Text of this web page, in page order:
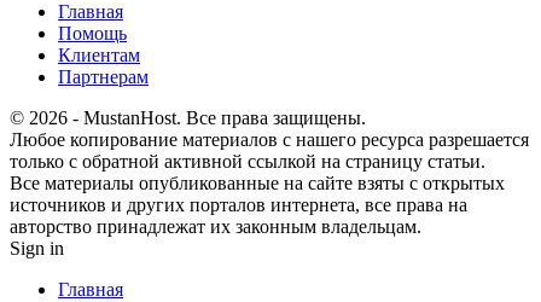
Главная
Помощь
Клиентам
Партнерам
© 2026 - MustanHost. Все права защищены.
Любое копирование материалов с нашего ресурса разрешается
только с обратной активной ссылкой на страницу статьи.
Все материалы опубликованные на сайте взяты с открытых
источников и других порталов интернета, все права на
авторство принадлежат их законным владельцам.
Sign in
Главная